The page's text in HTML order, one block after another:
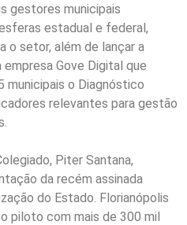
gestores municipais
estadual e federal,
o setor, além de lançar a
Gove Digital que
municipais o Diagnóstico
relevantes para gestão
Piter Santana,
da recém assinada
do Estado. Florianópolis
piloto com mais de 300 mil